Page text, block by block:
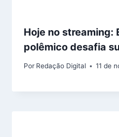
Hoje no streaming:
polêmico desafia
Por Redação Digital 11 de